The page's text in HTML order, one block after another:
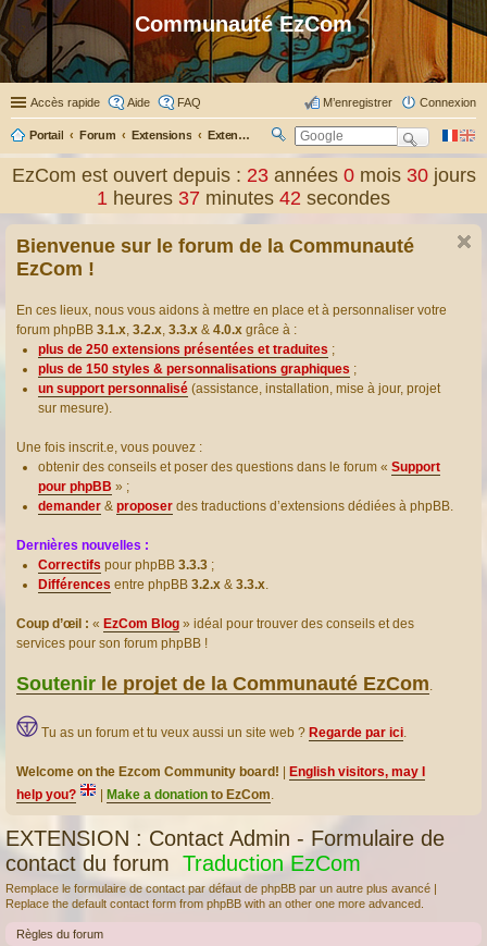
Communauté EzCom
Accès rapide Aide FAQ Connexion
M’enregistrer
Portail Forum Extensions Extensions présentées & traduites
ec
ch
er
EzCom est ouvert depuis : 23 années0 mois30 jours
1 heures 37 minutes 43 secondes
Bienvenue sur le forum de la Communauté
EzCom !
En ces lieux, nous vous aidons à mettre en place et à personnaliser votre
forum phpBB 3.1.x, 3.2.x, 3.3.x & 4.0.x grâce à :
plus de 250 extensions présentées et traduites ;
plus de 150 styles & personnalisations graphiques ;
un support personnalisé (assistance, installation, mise à jour, projet
sur mesure).
Une fois inscrit.e, vous pouvez :
obtenir des conseils et poser des questions dans le forum « Support
pour phpBB » ;
demander & proposer des traductions d’extensions dédiées à phpBB.
Dernières nouvelles :
Correctifs pour phpBB 3.3.3 ;
Différences entre phpBB 3.2.x & 3.3.x.
Coup d’œil : « EzCom Blog » idéal pour trouver des conseils et des
services pour son forum phpBB !
Soutenir le projet de la Communauté EzCom.
Tu as un forum et tu veux aussi un site web ? Regarde par ici.
Welcome on the Ezcom Community board!
English visitors, may I
help you?
Make a donation to EzCom.
EXTENSION : Contact Admin - Formulaire de
contact du forum Traduction EzCom
Remplace le formulaire de contact par défaut de phpBB par un autre plus avancé |
Replace the default contact form from phpBB with an other one more advanced.
Règles du forum